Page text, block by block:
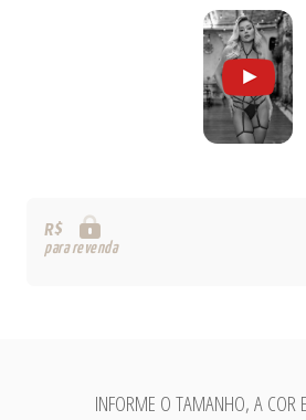
R$
para revenda
INFORME O TAMANHO, A COR